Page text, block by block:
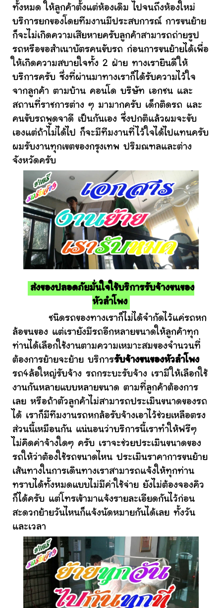
ทั้งหมด ให้ลูกค้าตั้งแต่ห้องเดิม ไปจนถึงห้องใหม่
บริการยกของโดยทีมงานมีประสบการณ์ การขนย้าย
ก็จะไม่เกิดความเสียหายครับลูกค้าสามารถถ่ายรูป
รถหรือขอสำเนาบัตรคนขับรถ ก่อนการขนย้ายได้เพื่อ
ให้เกิดความสบายใจทั้ง 2 ฝ่าย ทางเรายินดีให้
บริการครับ ซึ่งที่ผ่านมาทางเราก็ได้รับความไว้ใจ
จากลูกค้า ตามบ้าน คอนโด บริษัท เอกชน และ
สถานที่ราชการต่าง ๆ มามากครับ เด็กติดรถ และ
คนขับรถพูดจาดี เป็นกันเอง ซึ่งปกติแล้วผมจะขับ
เองแต่ถ้าไม่ได้ไป ก็จะมีทีมงานที่ไว้ใจได้ไปแทนครับ
ผมรับงานทุกเขตของกรุงเทพ ปริมณฑลและต่าง
จังหวัดครับ
ส่งของปลอดภัยมั่นใจใช้บริการรับจ้างขนของ
หัวลำโพง
ชนิดรถของทางเราก็ไม่ได้จำกัดไว้แค่รถหก
ล้อขนของ แต่เรายังมีรถอีกหลายขนาดให้ลูกค้าทุก
ท่านได้เลือกใช้งานตามความเหมาะสมของจำนวนที่
ต้องการย้ายจะย้าย บริการรับจ้างขนของหัวลำโพง
รถ4ล้อใหญ่รับจ้าง รถกระบะรับจ้าง เรามีให้เลือกใช้
งานกันหลายแบบหลายขนาด ตามที่ลูกค้าต้องการ
เลย หรือถ้าตัวลูกค้าไม่สามารถประเมินขนาดของรถ
ได้ เราก็มีทีมงานรถหกล้อรับจ้างเอาไว้ช่วยเหลือตรง
ส่วนนี้เหมือนกัน แน่นอนว่าบริการนี้เราทำให้ฟรีๆ
ไม่คิดค่าจ้างใดๆ ครับ เราจะช่วยประเมินขนาดของ
รถให้ว่าต้องใช้รถขนาดไหน ประเมินราคาการขนย้าย
เส้นทางในการเดินทางเราสามารถแจ้งให้ทุกท่าน
ทราบได้ทั้งหมดแบบไม่มีค่าใช้จ่าย ยังไม่ต้องจองคิว
ก็ได้ครับ แต่โทรเข้ามาแจ้งรายละเอียดกันไว้ก่อน
สะดวกย้ายวันไหนก็แจ้งนัดหมายกันได้เลย ทั้งวัน
และเวลา